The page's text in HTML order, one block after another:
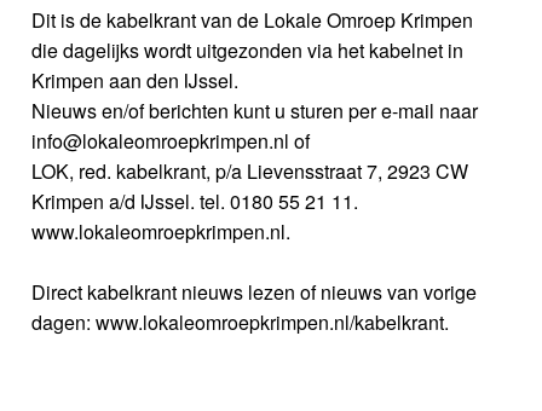
Dit is de kabelkrant van de Lokale Omroep Krimpen
die dagelijks wordt uitgezonden via het kabelnet in
Krimpen aan den IJssel.
Nieuws en/of berichten kunt u sturen per e-mail naar
info@lokaleomroepkrimpen.nl of
LOK, red. kabelkrant, p/a Lievensstraat 7, 2923 CW
Krimpen a/d IJssel. tel. 0180 55 21 11.
www.lokaleomroepkrimpen.nl.
Direct kabelkrant nieuws lezen of nieuws van vorige
dagen: www.lokaleomroepkrimpen.nl/kabelkrant.